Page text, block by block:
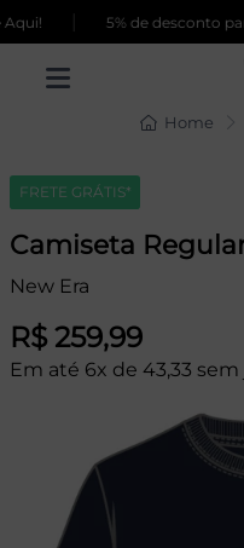
5% de desconto
Home
FRETE GRÁTIS*
Camiseta
New Era
R$ 259,99
Em até 6x de 43,33 sem